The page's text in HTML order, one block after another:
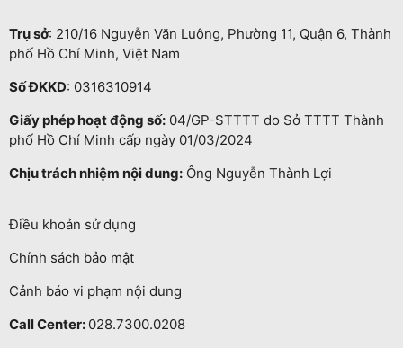
Trụ sở: 210/16 Nguyễn Văn Luông, Phường 11, Quận 6, Thành
phố Hồ Chí Minh, Việt Nam
Số ĐKKD: 0316310914
Giấy phép hoạt động số: 04/GP-STTTT do Sở TTTT Thành
phố Hồ Chí Minh cấp ngày 01/03/2024
Chịu trách nhiệm nội dung: Ông Nguyễn Thành Lợi
Điều khoản sử dụng
Chính sách bảo mật
Cảnh báo vi phạm nội dung
Call Center: 028.7300.0208